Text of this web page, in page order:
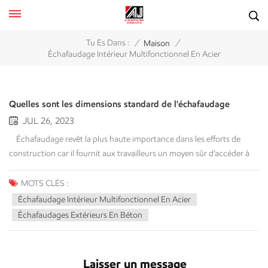
Tu Es Dans : / Maison /
Échafaudage Intérieur Multifonctionnel En Acier
Quelles sont les dimensions standard de l'échafaudage
JUL 26, 2023
Échafaudage revêt la plus haute importance dans les efforts de
construction car il fournit aux travailleurs un moyen sûr d’accéder à
des hauteurs inaccessibles. Que le projet se déroule en intérieur ou en
extérieur, le choix de l'échafaudage dépend de la nature de
l'entreprise. Idéalement, les échafaudages devraient être positionnés à
quatre pieds au-dessus d'un niveau inférieur, tandis que dans les
MOTS CLÉS :
Échafaudage Intérieur Multifonctionnel En Acier
Échafaudages Extérieurs En Béton
Laisser un message